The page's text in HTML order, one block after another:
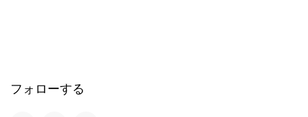
フォローする